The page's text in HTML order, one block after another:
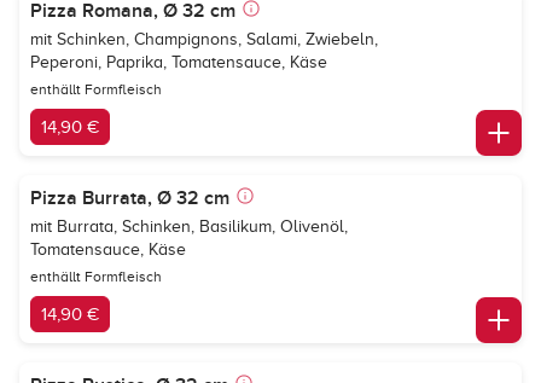
Pizza Romana, Ø 32 cm
mit Schinken, Champignons, Salami, Zwiebeln,
Peperoni, Paprika, Tomatensauce, Käse
enthällt Formfleisch
14,90 €
Pizza Burrata, Ø 32 cm
mit Burrata, Schinken, Basilikum, Olivenöl,
Tomatensauce, Käse
enthällt Formfleisch
14,90 €